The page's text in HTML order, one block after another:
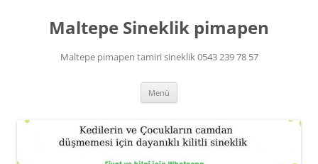
Maltepe Sineklik pimapen
Maltepe pimapen tamiri sineklik 0543 239 78 57
Menü